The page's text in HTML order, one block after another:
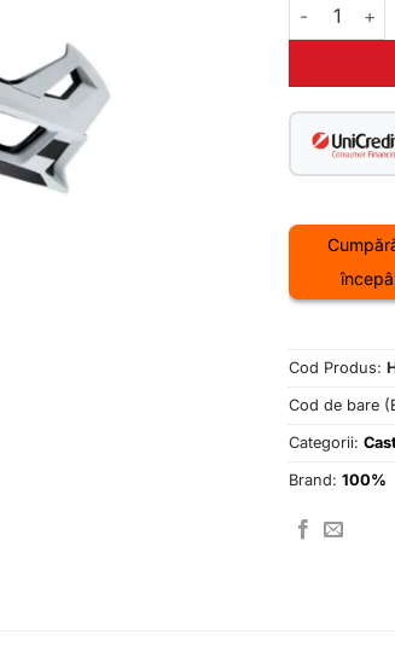
Cantitate
Cod Produs:
Cod de bare
Categorii:
Brand: 100%